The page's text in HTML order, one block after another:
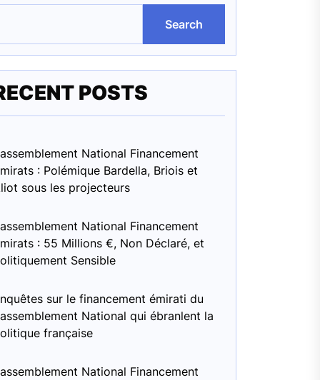
Search
POSTS
National Financement
: Polémique Bardella, Briois et
sous les projecteurs
National Financement
: 55 Millions €, Non Déclaré, et
Sensible
sur le financement émirati du
National qui ébranlent la
française
National Financement